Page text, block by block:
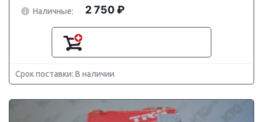
Наличные:
2 750 ₽
Срок поставки: В наличии